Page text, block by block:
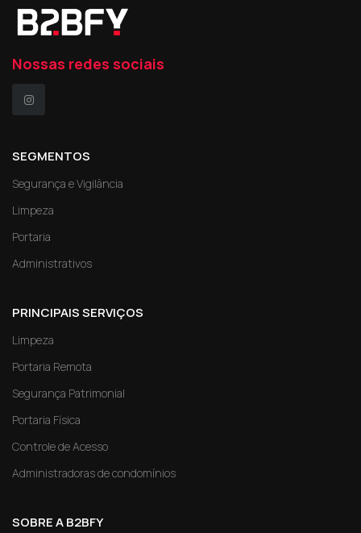
Nossas redes sociais
SEGMENTOS
Segurança e Vigilância
Limpeza
Portaria
Administrativos
PRINCIPAIS SERVIÇOS
Limpeza
Portaria Remota
Segurança Patrimonial
Portaria Física
Controle de Acesso
Administradoras de condomínios
SOBRE A B2BFY